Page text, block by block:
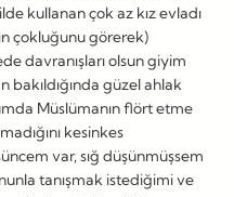
kullanan çok az kız evladı
çokluğunu görerek)
davranışları olsun giyim
bakıldığında güzel ahlak
Müslümanın flört etme
kesinkes
var, sığ düşünmüşsem
tanışmak istediğimi ve